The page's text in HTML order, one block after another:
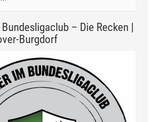
– Die Recken |
Burgdorf